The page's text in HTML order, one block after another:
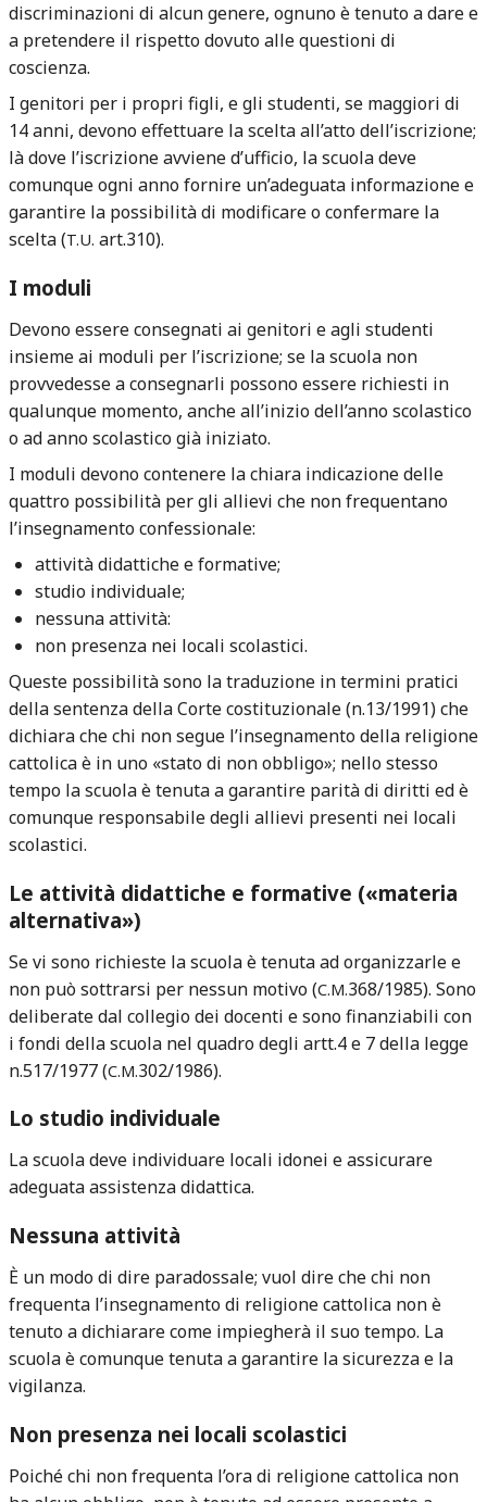
discriminazioni di alcun genere, ognuno è tenuto a dare e
a pretendere il rispetto dovuto alle questioni di
coscienza.
I genitori per i propri figli, e gli studenti, se maggiori di
14 anni, devono effettuare la scelta all’atto dell’iscrizione;
là dove l’iscrizione avviene d’ufficio, la scuola deve
comunque ogni anno fornire un’adeguata informazione e
garantire la possibilità di modificare o confermare la
scelta (T.U. art.310).
I moduli
Devono essere consegnati ai genitori e agli studenti
insieme ai moduli per l’iscrizione; se la scuola non
provvedesse a consegnarli possono essere richiesti in
qualunque momento, anche all’inizio dell’anno scolastico
o ad anno scolastico già iniziato.
I moduli devono contenere la chiara indicazione delle
quattro possibilità per gli allievi che non frequentano
l’insegnamento confessionale:
attività didattiche e formative;
studio individuale;
nessuna attività:
non presenza nei locali scolastici.
Queste possibilità sono la traduzione in termini pratici
della sentenza della Corte costituzionale (n.13/1991) che
dichiara che chi non segue l’insegnamento della religione
cattolica è in uno «stato di non obbligo»; nello stesso
tempo la scuola è tenuta a garantire parità di diritti ed è
comunque responsabile degli allievi presenti nei locali
scolastici.
Le attività didattiche e formative («materia
alternativa»)
Se vi sono richieste la scuola è tenuta ad organizzarle e
non può sottrarsi per nessun motivo (C.M.368/1985). Sono
deliberate dal collegio dei docenti e sono finanziabili con
i fondi della scuola nel quadro degli artt.4 e 7 della legge
n.517/1977 (C.M.302/1986).
Lo studio individuale
La scuola deve individuare locali idonei e assicurare
adeguata assistenza didattica.
Nessuna attività
È un modo di dire paradossale; vuol dire che chi non
frequenta l’insegnamento di religione cattolica non è
tenuto a dichiarare come impiegherà il suo tempo. La
scuola è comunque tenuta a garantire la sicurezza e la
vigilanza.
Non presenza nei locali scolastici
Poiché chi non frequenta l’ora di religione cattolica non